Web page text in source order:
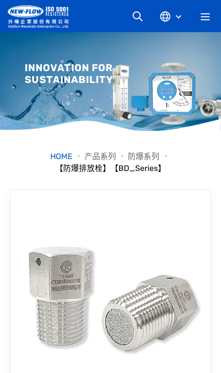
最新消息
知识文章
INNOVATION FOR
SUSTAINABILITY
HOME 产品系列
防爆系列
【防爆排放栓】【BD_Series】